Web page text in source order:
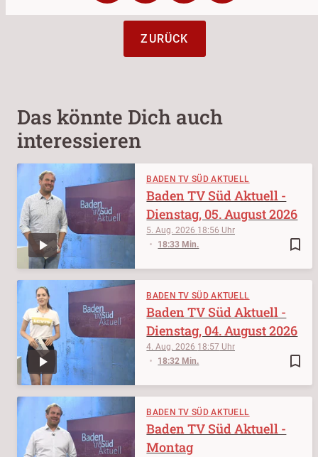
ZURÜCK
Das könnte Dich auch
interessieren
BADEN TV SÜD AKTUELL
bookmark_border
5. Aug. 2026 18:56
18:33 Min.
Baden TV Süd Aktuell -
Dienstag, 05. August 2026
BADEN TV SÜD AKTUELL
bookmark_border
4. Aug. 2026 18:57
18:32 Min.
Baden TV Süd Aktuell -
Dienstag, 04. August 2026
BADEN TV SÜD AKTUELL
Baden TV Süd Aktuell -
Montag